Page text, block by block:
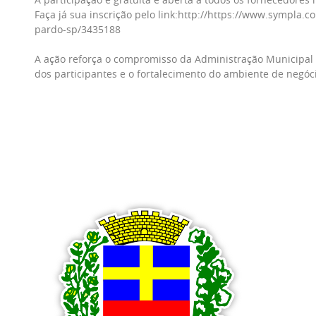
Faça já sua inscrição pelo link:http://https://
pardo-sp/3435188
A ação reforça o compromisso da Administração
dos participantes e o fortalecimento do ambiente de